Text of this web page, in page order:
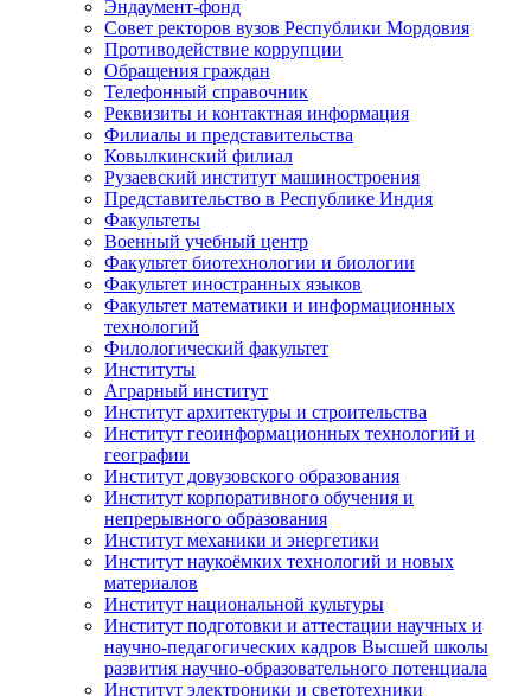
Эндаумент-фонд
Совет ректоров вузов Республики Мордовия
Противодействие коррупции
Обращения граждан
Телефонный справочник
Реквизиты и контактная информация
Филиалы и представительства
Ковылкинский филиал
Рузаевский институт машиностроения
Представительство в Республике Индия
Факультеты
Военный учебный центр
Факультет биотехнологии и биологии
Факультет иностранных языков
Факультет математики и информационных
технологий
Филологический факультет
Институты
Аграрный институт
Институт архитектуры и строительства
Институт геоинформационных технологий и
географии
Институт довузовского образования
Институт корпоративного обучения и
непрерывного образования
Институт механики и энергетики
Институт наукоёмких технологий и новых
материалов
Институт национальной культуры
Институт подготовки и аттестации научных и
научно-педагогических кадров Высшей школы
развития научно-образовательного потенциала
Институт электроники и светотехники